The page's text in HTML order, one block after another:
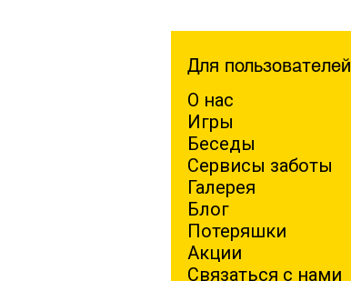
Для пользователей
О нас
Игры
Беседы
Сервисы заботы
Галерея
Блог
Потеряшки
Акции
Связаться с нами